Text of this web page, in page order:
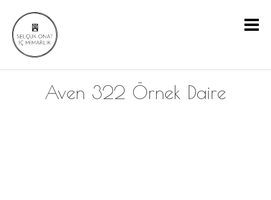
Aven 322 Örnek Daire